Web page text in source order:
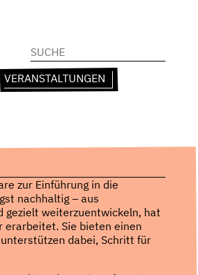
Suchen
nach:
VERANSTALTUNGEN
zur Einführung in die
nachhaltig – aus
gezielt weiterzuentwickeln, hat
erarbeitet. Sie bieten einen
dabei, Schritt für